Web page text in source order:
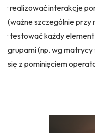
· realizować interakcje
(ważne szczególnie przy
· testować każdy
grupami (np. wg
się z pominięciem